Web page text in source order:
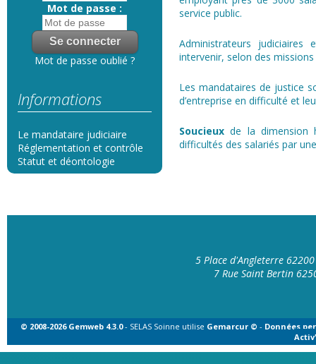
Mot de passe :
Mot de passe oublié ?
Informations
Le mandataire judiciaire
Réglementation et contrôle
Statut et déontologie
service public.
Administrateurs
intervenir, selon des
Les mandataires de justice
d’entreprise en difficulté et
Soucieuxde la dimension
difficultés des salariés par
5 Place d'Angleterre
7 Rue Saint Bertin
© 2008-2026 Gemweb 4.3.0- SELAS Soinne utilise Gemarcur © - Données